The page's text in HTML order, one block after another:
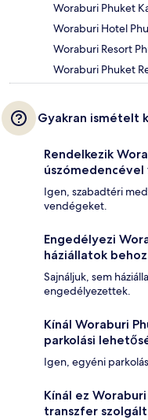
Woraburi Phuket
Woraburi Hotel
Woraburi Resort
Woraburi Phuket
Gyakran ismételt
Rendelkezik
úszómedencével
Igen, szabadtéri
vendégeket.
Engedélyezi
háziállatok
Sajnáljuk, sem
engedélyezettek.
Kínál Woraburi
parkolási
Igen, egyéni
Kínál ez
transzfer